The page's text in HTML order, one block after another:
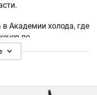
Академии холода, где
по
выступала в
не получила место в